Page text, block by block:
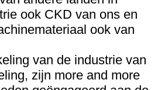
ook CKD van ons en
ook van
van de industrie van
zijn more and more